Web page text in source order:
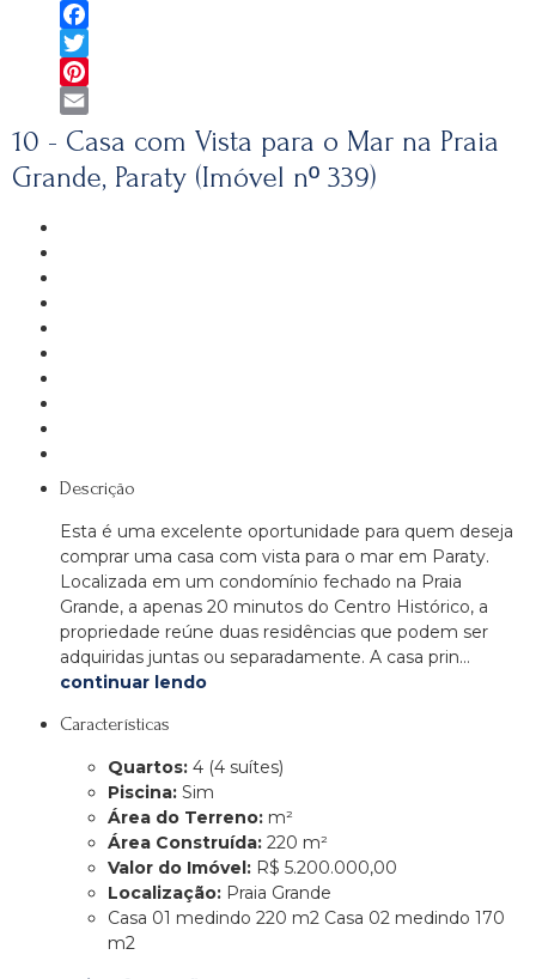
Telegram
Facebook
Twitter
Pinterest
Email
10 - Casa com Vista para o Mar na Praia
Grande, Paraty (Imóvel nº 339)
Descrição
Esta é uma excelente oportunidade para quem deseja
comprar uma casa com vista para o mar em Paraty.
Localizada em um condomínio fechado na Praia
Grande, a apenas 20 minutos do Centro Histórico, a
propriedade reúne duas residências que podem ser
adquiridas juntas ou separadamente. A casa prin…
continuar lendo
Características
Quartos: 4 (4 suítes)
Piscina: Sim
Área do Terreno: m²
Área Construída: 220 m²
Valor do Imóvel: R$ 5.200.000,00
Localização: Praia Grande
Casa 01 medindo 220 m2 Casa 02 medindo 170
m2